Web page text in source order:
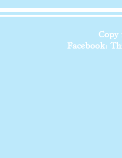
Copy
Facebook: Thien